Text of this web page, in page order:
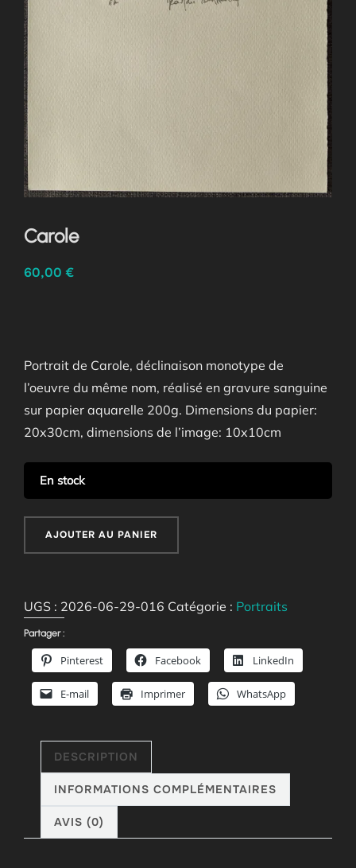
Carole
60,00 €
Portrait de Carole, déclinaison monotype de
l’oeuvre du même nom, réalisé en gravure sanguine
sur papier aquarelle 200g. Dimensions du papier:
20x30cm, dimensions de l’image: 10x10cm
En stock
quantité
de
AJOUTER AU PANIER
UGS : 2026-06-29-016 Catégorie : Portraits
Partager :
Pinterest Facebook LinkedIn
E-mail Imprimer WhatsApp
DESCRIPTION
INFORMATIONS COMPLÉMENTAIRES
AVIS (0)